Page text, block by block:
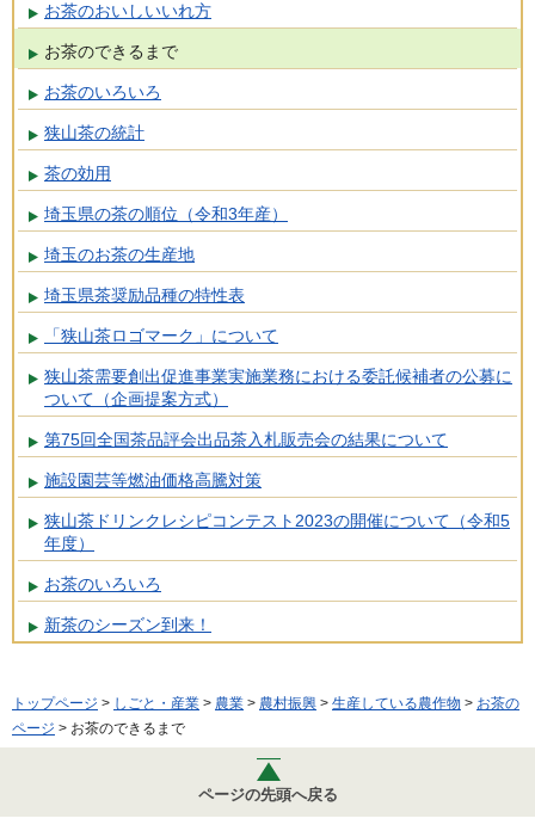
お茶のおいしいいれ方
お茶のできるまで
お茶のいろいろ
狭山茶の統計
茶の効用
埼玉県の茶の順位（令和3年産）
埼玉のお茶の生産地
埼玉県茶奨励品種の特性表
「狭山茶ロゴマーク」について
狭山茶需要創出促進事業実施業務における委託候補者の公募に
ついて（企画提案方式）
第75回全国茶品評会出品茶入札販売会の結果について
施設園芸等燃油価格高騰対策
狭山茶ドリンクレシピコンテスト2023の開催について（令和5
年度）
お茶のいろいろ
新茶のシーズン到来！
トップページ > しごと・産業 > 農業 > 農村振興 > 生産している農作物 > お茶の
ページ > お茶のできるまで
ページの先頭へ戻る